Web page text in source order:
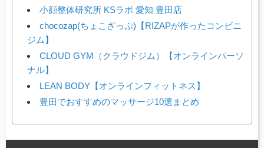
小顔整体研究所 KSラボ 愛知 豊田店
chocozap(ちょこざっぷ)【RIZAPが作ったコンビニ
ジム】
CLOUD GYM（クラウドジム）【オンラインパーソ
ナル】
LEAN BODY【オンラインフィットネス】
豊田でおすすめのマッサージ10選まとめ